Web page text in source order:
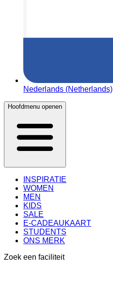
Nederlands (Netherlands)
Hoofdmenu openen
INSPIRATIE
WOMEN
MEN
KIDS
SALE
E-CADEAUKAART
STUDENTS
ONS MERK
Zoek een faciliteit